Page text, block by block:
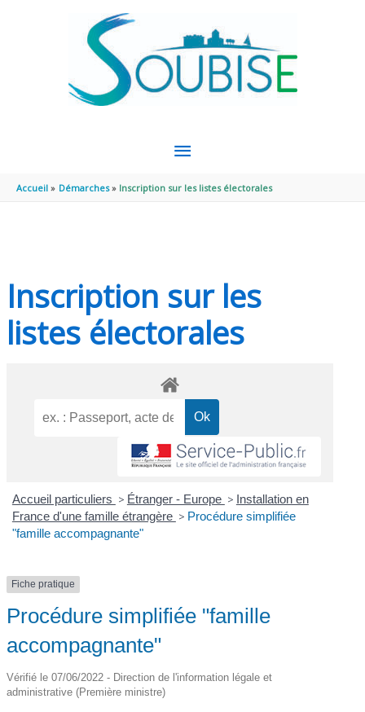
MENU
PRINCIPAL
Accueil Démarches Inscription sur les listes électorales
Inscription sur les
listes électorales
Accueil particuliers > Étranger - Europe > Installation en
France d'une famille étrangère > Procédure simplifiée
"famille accompagnante"
Fiche pratique
Procédure simplifiée "famille
accompagnante"
Vérifié le 07/06/2022 - Direction de l'information légale et
administrative (Première ministre)